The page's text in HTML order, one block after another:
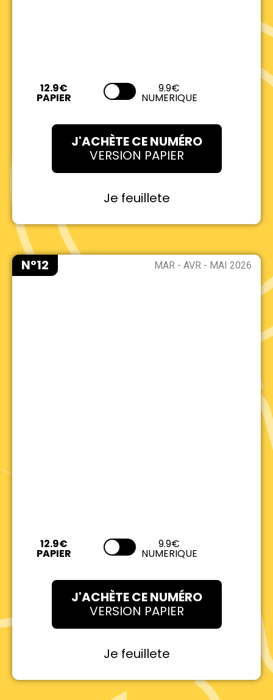
9.9€
NUMERIQUE
J'ACHÈTE CE NUMÉRO
VERSION PAPIER
Je feuillete
N°12 MAR - AVR - MAI 2026
9.9€
NUMERIQUE
J'ACHÈTE CE NUMÉRO
VERSION PAPIER
Je feuillete